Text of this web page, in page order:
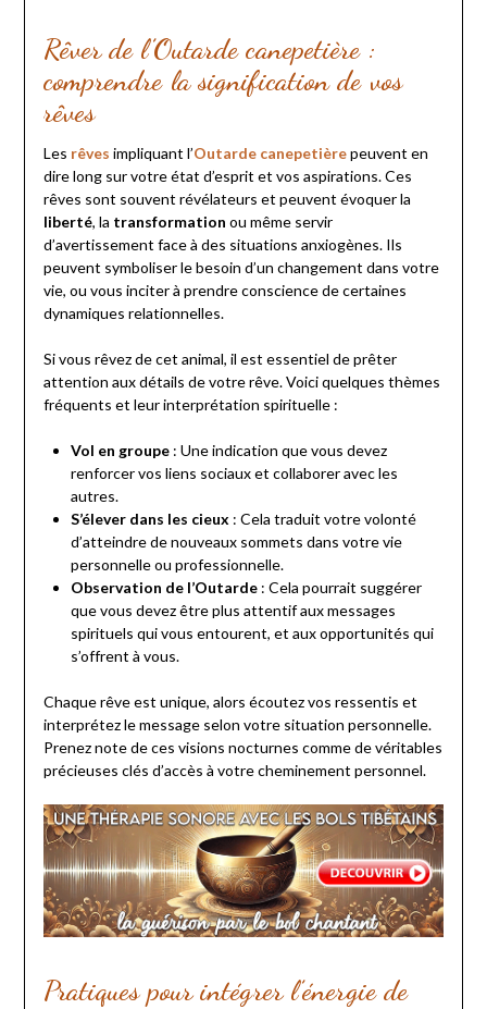
Rêver de l’Outarde canepetière :
comprendre la signification de vos
rêves
Les rêves impliquant l’Outarde canepetièrepeuvent en
dire long sur votre état d’esprit et vos aspirations. Ces
rêves sont souvent révélateurs et peuvent évoquer la
liberté, la transformation ou même servir
d’avertissement face à des situations anxiogènes. Ils
peuvent symboliser le besoin d’un changement dans votre
vie, ou vous inciter à prendre conscience de certaines
dynamiques relationnelles.
Si vous rêvez de cet animal, il est essentiel de prêter
attention aux détails de votre rêve. Voici quelques thèmes
fréquents et leur interprétation spirituelle :
Vol en groupe: Une indication que vous devez
renforcer vos liens sociaux et collaborer avec les
autres.
S’élever dans les cieux : Cela traduit votre volonté
d’atteindre de nouveaux sommets dans votre vie
personnelle ou professionnelle.
Observation de l’Outarde: Cela pourrait suggérer
que vous devez être plus attentif aux messages
spirituels qui vous entourent, et aux opportunités qui
s’offrent à vous.
Chaque rêve est unique, alors écoutez vos ressentis et
interprétez le message selon votre situation personnelle.
Prenez note de ces visions nocturnes comme de véritables
précieuses clés d’accès à votre cheminement personnel.
Pratiques pour intégrer l’énergie de